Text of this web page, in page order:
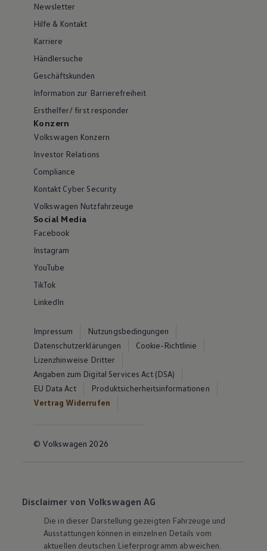
Newsletter
Hilfe & Kontakt
Karriere
Händlersuche
Geschäftskunden
Information zur Barrierefreiheit
Ersthelfer/ first responder
Konzern
Volkswagen Konzern
Investor Relations
Compliance
Kontakt Cyber Security
Volkswagen Nutzfahrzeuge
Social Media
Facebook
Instagram
YouTube
TikTok
LinkedIn
Impressum
Nutzungsbedingungen
Datenschutzerklärungen
Cookie-Richtlinie
Lizenzhinweise Dritter
Angaben zum Digital Services Act (DSA)
EU Data Act
Produktsicherheitsinformationen
Vertrag Widerrufen
© Volkswagen 2026
Disclaimer von Volkswagen AG
Die in dieser Darstellung gezeigten Fahrzeuge und
Ausstattungen können in einzelnen Details vom
aktuellen deutschen Lieferprogramm abweichen.